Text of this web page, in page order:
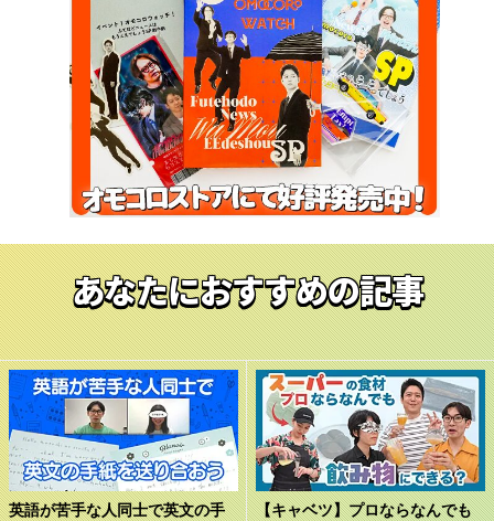
あなたにおすすめの記事
英語が苦手な人同士で英文の手
【キャベツ】プロならなんでも